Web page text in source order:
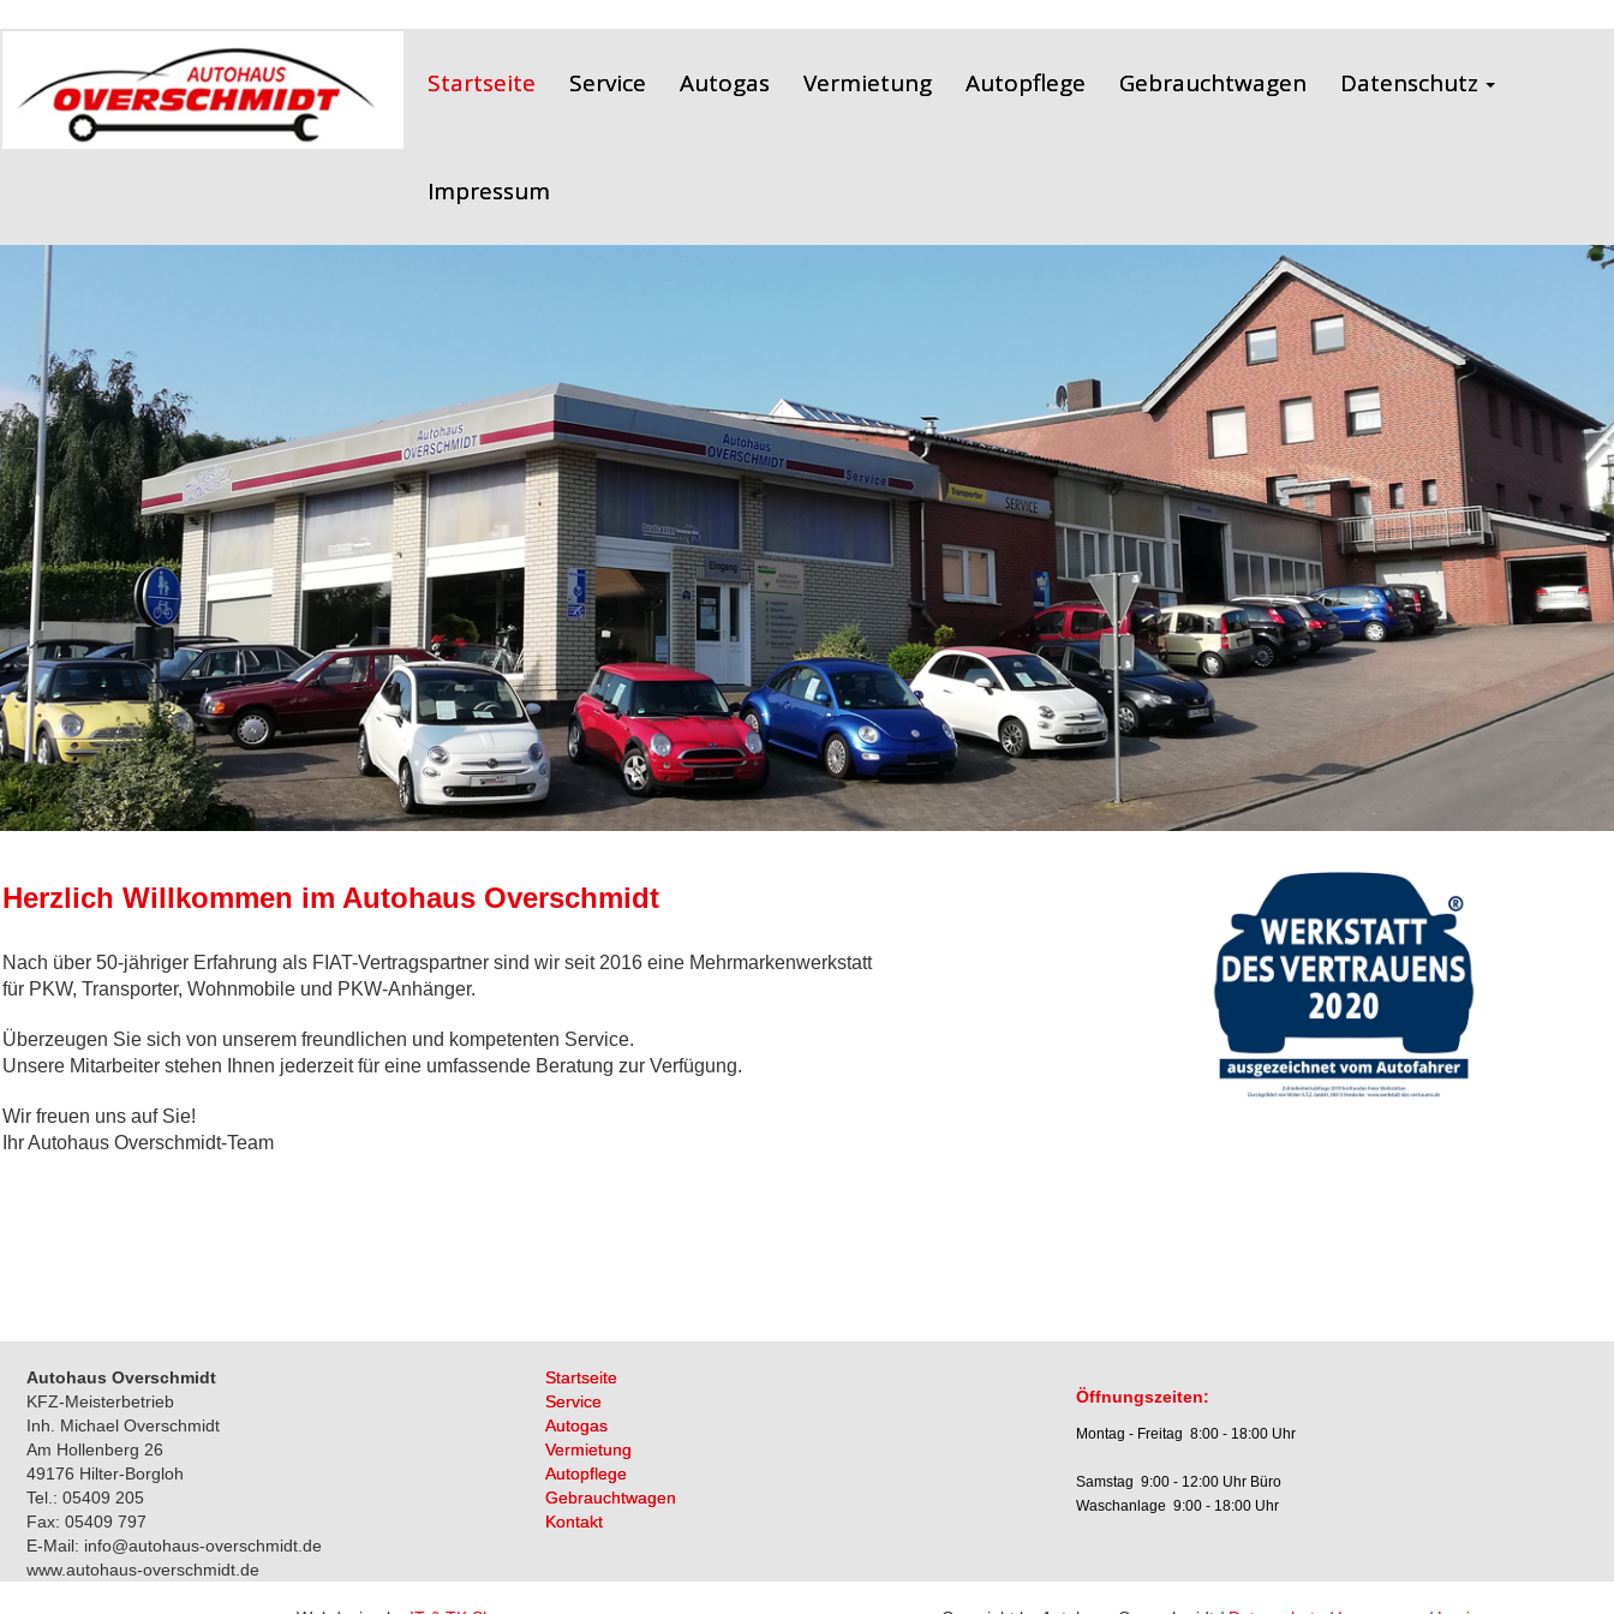
Startseite Service Autogas Vermietung Autopflege Gebrauchtwagen Datenschutz
Impressum
Herzlich Willkommen im AutohausOverschmidt
Nach über 50-jähriger Erfahrung als FIAT-Vertragspartner sind wir seit 2016 eine Mehrmarkenwerkstatt
für PKW, Transporter, Wohnmobile und PKW-Anhänger.
Überzeugen Sie sich von unserem freundlichen und kompetenten Service.
Unsere Mitarbeiter stehen Ihnen jederzeit für eine umfassende Beratung zur Verfügung.
Wir freuen uns auf Sie!
Ihr Autohaus Overschmidt-Team
Autohaus Overschmidt
KFZ-Meisterbetrieb
Inh. Michael Overschmidt
Am Hollenberg 26
49176 Hilter-Borgloh
Tel.: 05409 205
Fax: 05409 797
E-Mail: info@autohaus-overschmidt.de
www.autohaus-overschmidt.de
Startseite
Service
Autogas
Vermietung
Autopflege
Gebrauchtwagen
Kontakt
Öffnungszeiten:
Montag - Freitag 8:00 - 18:00 Uhr
Samstag 9:00 - 12:00 Uhr Büro
Waschanlage 9:00 - 18:00 Uhr